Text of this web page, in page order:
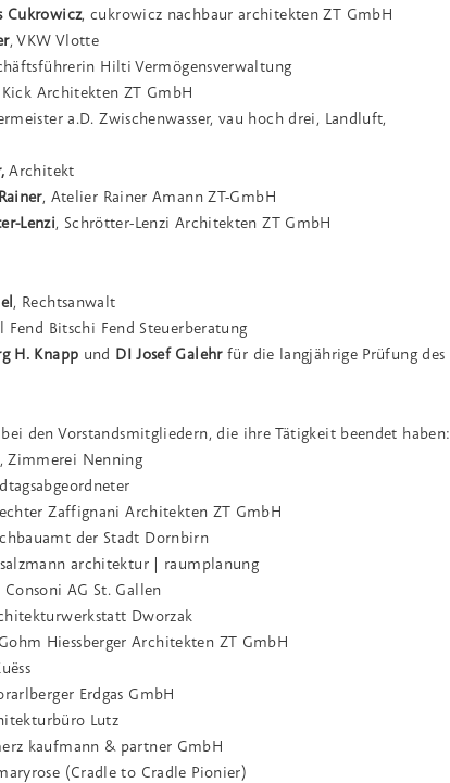
Cukrowicz, cukrowicz nachbaur architekten ZT GmbH
, VKW Vlotte
Hilti Vermögensverwaltung
Architekten ZT GmbH
a.D. Zwischenwasser, vau hoch drei, Landluft,
Architekt
, Atelier Rainer Amann ZT-GmbH
Lenzi, Schrötter-Lenzi Architekten ZT GmbH
, Rechtsanwalt
Fend Bitschi Fend Steuerberatung
H. Knapp und DI Josef Galehrfür die langjährige Prüfung des
bei den Vorstandsmitgliedern, die ihre Tätigkeit beendet haben:
Zimmerei Nenning
Zaffignani Architekten ZT GmbH
der Stadt Dornbirn
architektur | raumplanung
AG St. Gallen
Dworzak
Hiessberger Architekten ZT GmbH
Erdgas GmbH
Lutz
kaufmann & partner GmbH
(Cradle to Cradle Pionier)